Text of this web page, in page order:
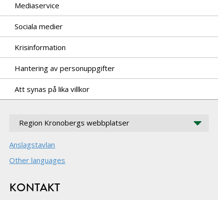
Mediaservice
Sociala medier
Krisinformation
Hantering av personuppgifter
Att synas på lika villkor
Region Kronobergs webbplatser
Anslagstavlan
Other languages
KONTAKT